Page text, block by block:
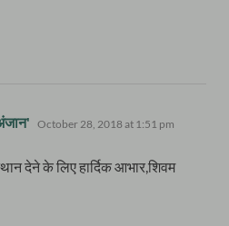
says:
October 28, 2018 at 1:51 pm
देने के लिए हार्दिक आभार,शिवम